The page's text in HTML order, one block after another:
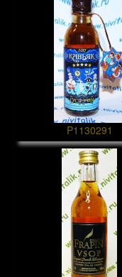
P1130291